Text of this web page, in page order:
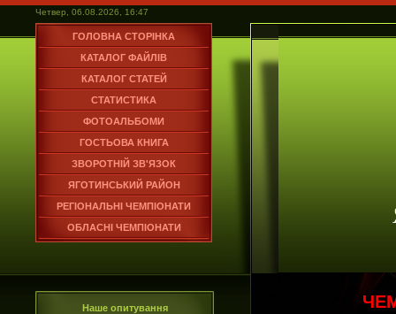
Четвер, 06.08.2026, 16:47
ГОЛОВНА СТОРІНКА
КАТАЛОГ ФАЙЛІВ
КАТАЛОГ СТАТЕЙ
СТАТИСТИКА
ФОТОАЛЬБОМИ
ГОСТЬОВА КНИГА
ЗВОРОТНІЙ ЗВ'ЯЗОК
ЯГОТИНСЬКИЙ РАЙОН
РЕГІОНАЛЬНІ ЧЕМПІОНАТИ
ОБЛАСНІ ЧЕМПІОНАТИ
Наше опитування